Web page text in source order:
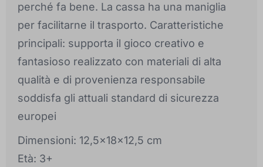
perché fa bene. La cassa ha una maniglia
per facilitarne il trasporto. Caratteristiche
principali: supporta il gioco creativo e
fantasioso realizzato con materiali di alta
qualità e di provenienza responsabile
soddisfa gli attuali standard di sicurezza
europei
Dimensioni: 12,5x18x12,5 cm
Età: 3+